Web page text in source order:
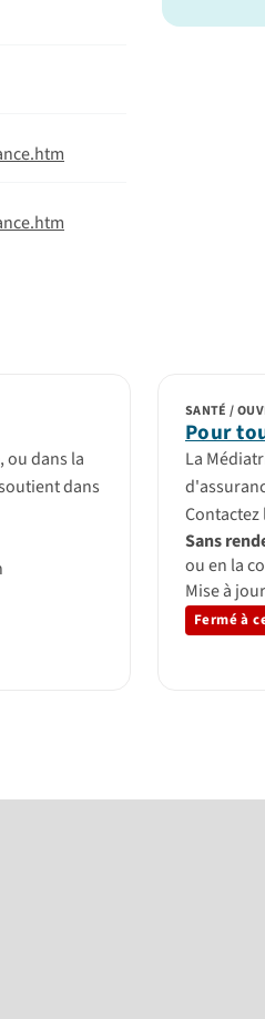
ou dans la
dans
Pour
SANTÉ /
La
Contactez
Sans
ou en la
Mise à
Fermé à